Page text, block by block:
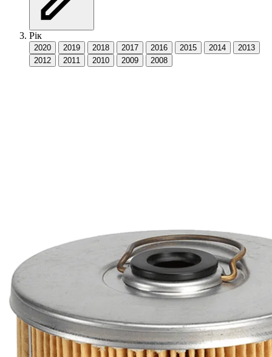
Рік
2020 2019 2018 2017 2016 2015 2014
2013
2012
2011 2010 2009 2008